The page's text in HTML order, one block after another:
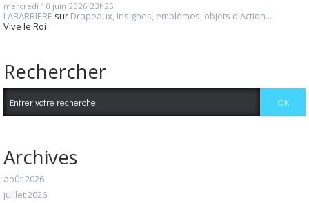
mercredi 10 juin 2026 23h25
LABARRIERE sur Drapeaux, insignes, emblèmes, objets d'Action...
Vive le Roi
Rechercher
Archives
août 2026
juillet 2026